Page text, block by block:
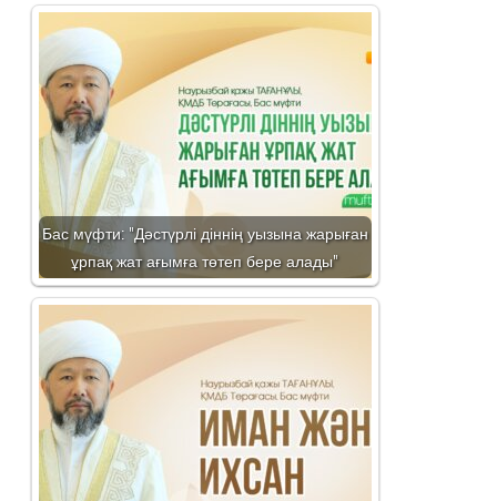
Бас мүфти: "Дәстүрлі діннің уызына жарыған
ұрпақ жат ағымға төтеп бере алады"